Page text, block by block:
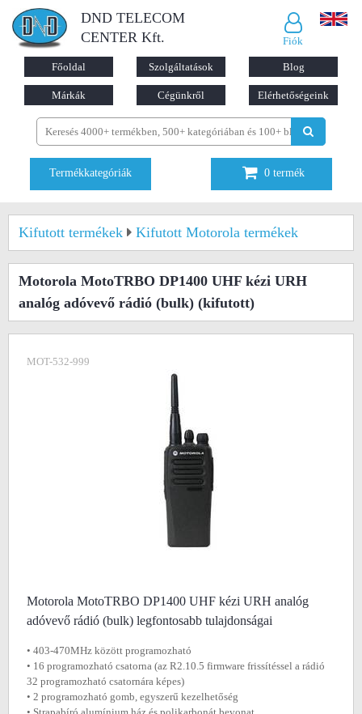
DND TELECOM
CENTER Kft.
Fiók
Főoldal Szolgáltatások Blog
Márkák Cégünkről Elérhetőségeink
Termékkategóriák 0 termék
Kifutott termékek Kifutott Motorola termékek
Motorola MotoTRBO DP1400 UHF kézi URH
analóg adóvevő rádió (bulk) (kifutott)
MOT-532-999
Motorola MotoTRBO DP1400 UHF kézi URH analóg
adóvevő rádió (bulk) legfontosabb tulajdonságai
• 403-470MHz között programozható
• 16 programozható csatorna (az R2.10.5 firmware frissítéssel a rádió
32 programozható csatornára képes)
• 2 programozható gomb, egyszerű kezelhetőség